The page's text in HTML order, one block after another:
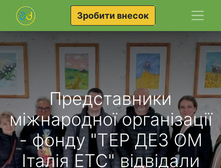
Зробити внесок
Представники
міжнародної організації
- фонду "ТЕР ДЕЗ ОМ
Італія ЕТС" відвідали